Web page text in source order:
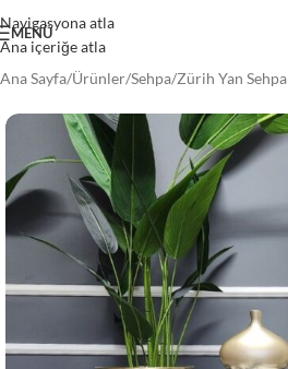
Navigasyona atla
Ana içeriğe atla
MENÜ
Ana Sayfa/Ürünler/Sehpa/Zürih Yan Sehpa